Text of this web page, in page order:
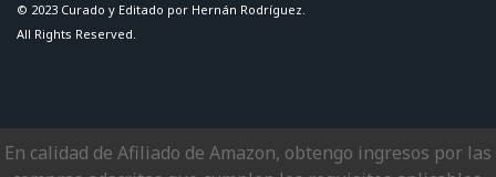
© 2023 Curado y Editado por Hernán Rodríguez.
All Rights Reserved.
En calidad de Afiliado de Amazon, obtengo ingresos por las